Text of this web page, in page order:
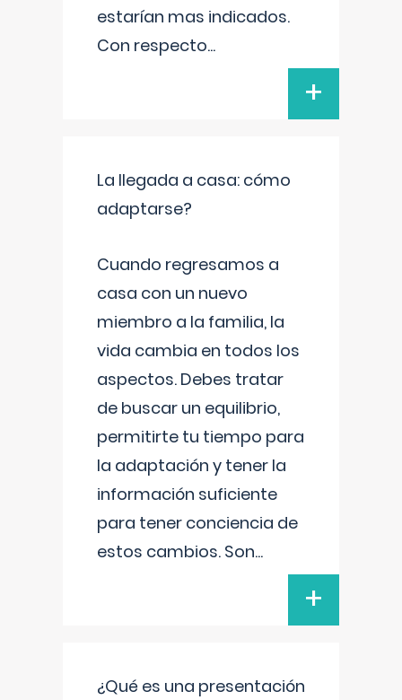
estarían mas indicados.
Con respecto...
+
La llegada a casa: cómo
adaptarse?
Cuando regresamos a
casa con un nuevo
miembro a la familia, la
vida cambia en todos los
aspectos. Debes tratar
de buscar un equilibrio,
permitirte tu tiempo para
la adaptación y tener la
información suficiente
para tener conciencia de
estos cambios. Son...
+
¿Qué es una presentación